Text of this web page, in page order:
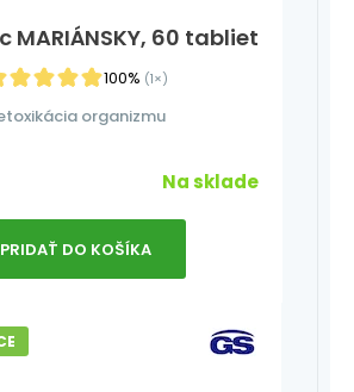
MARIÁNSKY, 60 tabliet
100% (1×)
organizmu
Na sklade
PRIDAŤ DO KOŠÍKA